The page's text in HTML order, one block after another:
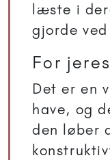
læste i
gjorde
For
Det er en
have, og
den løber